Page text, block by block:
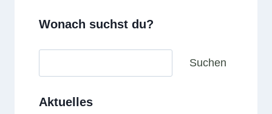
Wonach suchst du?
Suchen
Aktuelles